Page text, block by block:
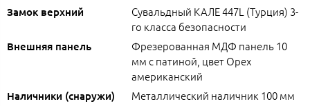
Замок верхний
Сувальдный КАЛЕ 447L (Турция) 3-
го класса безопасности
Внешняя панель
Фрезерованная МДФ панель 10
мм с патиной, цвет Орех
американский
Наличники (снаружи) Металлический наличник 100 мм